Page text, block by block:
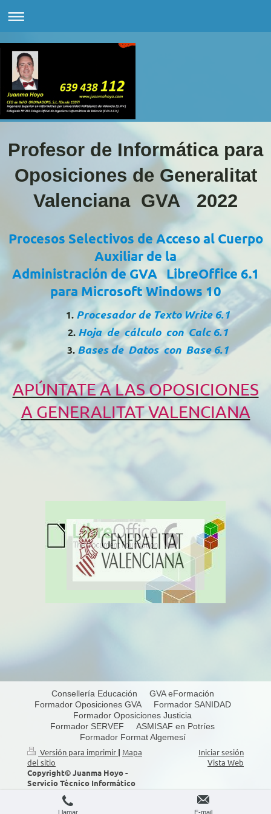
Profesor de Informática para
Oposiciones de Generalitat
Valenciana GVA 2022
Procesos Selectivos de Acceso al Cuerpo
Auxiliar de la
Administración de GVALibreOffice 6.1
para Microsoft Windows 10
Procesador de Texto Write 6.1
Hoja de cálculo con Calc 6.1
Bases de Datos con Base 6.1
APÚNTATE A LAS OPOSICIONES
A GENERALITAT VALENCIANA
Consellería Educación
GVA eFormación
Formador Oposiciones GVA
Formador SANIDAD
Formador Oposiciones Justicia
Formador SERVEF
ASMISAF en Potríes
Formador Format Algemesí
Versión para imprimir | Mapa
del sitio
Copyright© Juanma Hoyo -
Servicio Técnico Informático
S.A.T. 2026
https://www.juanmahoyo.com
Iniciar sesión
Vista Web
Llamar E-mail